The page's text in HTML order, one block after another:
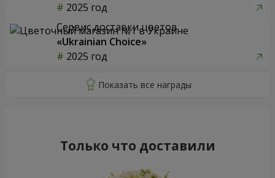
2025 год
Сервис доставки цветов
«Ukrainian Choice»
2025 год
Только что доставили